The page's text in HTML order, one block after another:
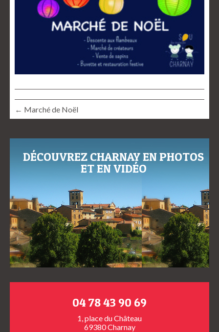
← Marché de Noël
DÉCOUVREZ CHARNAY EN PHOTOS
ET EN VIDÉO
04 78 43 90 69
1, place du Château
69380 Charnay